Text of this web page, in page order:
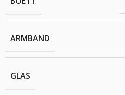
ARMBAND
GLAS